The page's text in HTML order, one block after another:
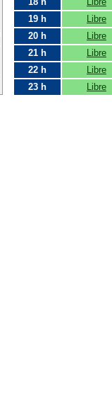
19 h
Libre
20 h
Libre
21 h
Libre
22 h
Libre
23 h
Libre